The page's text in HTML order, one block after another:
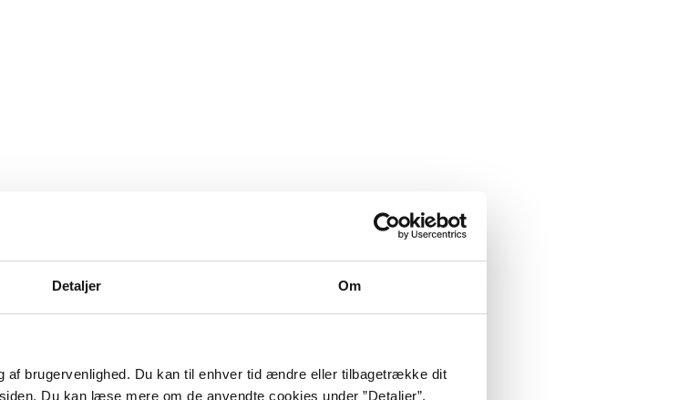
Detaljer Om
af brugervenlighed. Du kan til enhver tid ændre eller tilbagetrække dit
Du kan læse mere om de anvendte cookies under ”Detaljer”.